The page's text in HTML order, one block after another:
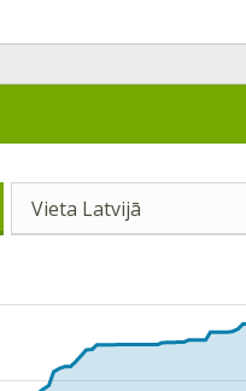
Vieta Latvijā